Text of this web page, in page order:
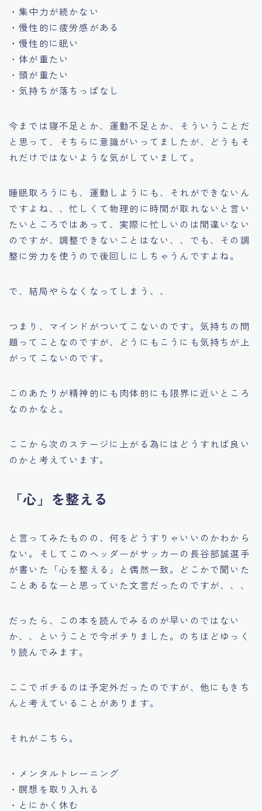
・集中力が続かない
・慢性的に疲労感がある
・慢性的に眠い
・体が重たい
・頭が重たい
・気持ちが落ちっぱなし
今までは寝不足とか、運動不足とか、そういうことだ
と思って、そちらに意識がいってましたが、どうもそ
れだけではないような気がしていまして。
睡眠取ろうにも、運動しようにも、それができないん
ですよね、、忙しくて物理的に時間が取れないと言い
たいところではあって、実際に忙しいのは間違いない
のですが、調整できないことはない、、でも、その調
整に労力を使うので後回しにしちゃうんですよね。
で、結局やらなくなってしまう、、
つまり、マインドがついてこないのです。気持ちの問
題ってことなのですが、どうにもこうにも気持ちが上
がってこないのです。
このあたりが精神的にも肉体的にも限界に近いところ
なのかなと。
ここから次のステージに上がる為にはどうすれば良い
のかと考えています。
「心」を整える
と言ってみたものの、何をどうすりゃいいのかわから
ない。そしてこのヘッダーがサッカーの長谷部誠選手
が書いた「心を整える」と偶然一致。どこかで聞いた
ことあるなーと思っていた文言だったのですが、、、
だったら、この本を読んでみるのが早いのではない
か、、ということで今ポチりました。のちほどゆっく
り読んでみます。
ここでポチるのは予定外だったのですが、他にもきち
んと考えていることがあります。
それがこちら。
・メンタルトレーニング
・瞑想を取り入れる
・とにかく休む